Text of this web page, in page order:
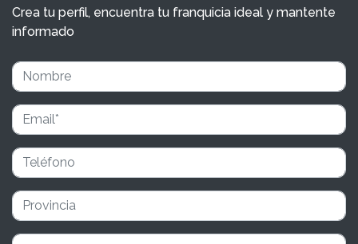
Crea tu perfil, encuentra tu franquicia ideal y mantente
informado